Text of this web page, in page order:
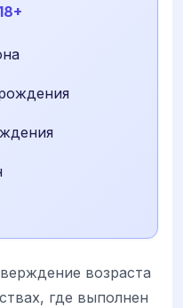
возраста
где выполнен